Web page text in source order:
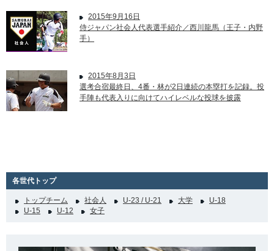
2015年9月16日
侍ジャパン社会人代表選手紹介／西川龍馬（王子・内野
手）
2015年8月3日
選考合宿最終日、4番・林が2日連続の本塁打を記録。投
手陣も代表入りに向けてハイレベルな投球を披露
各世代トップ
トップチーム 社会人 U-23 / U-21 大学
U-18
U-15
U-12 女子